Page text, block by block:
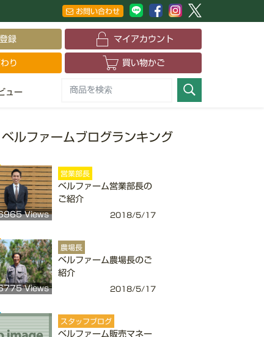
お問い合わせ
録 マイアカウント
り 買い物かご
ュー
ベルファームブログランキング
営業部長
ベルファーム営業部長の
ご紹介
Views 2018/5/17
農場長
ベルファーム農場長のご
紹介
Views 2018/5/17
スタッフブログ
ベルファーム販売マネー